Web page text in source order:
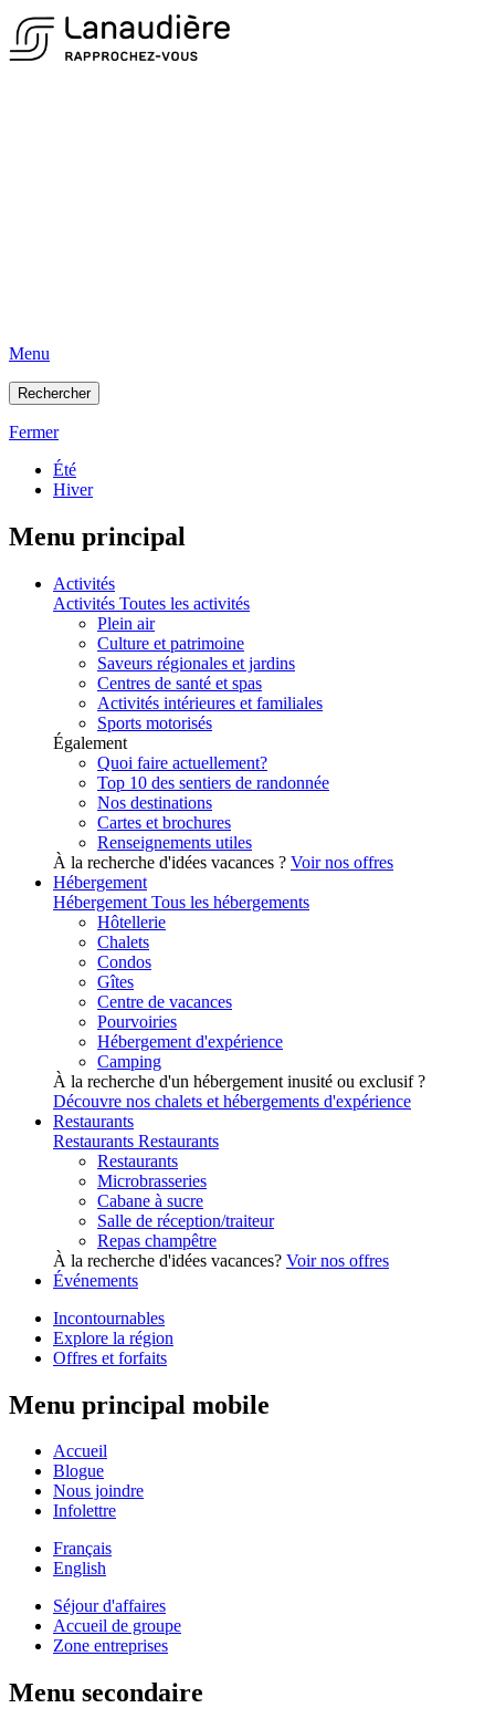
Menu
Rechercher
Fermer
Été
Hiver
Menu principal
Activités
Activités Toutes les activités
Plein air
Culture et patrimoine
Saveurs régionales et jardins
Centres de santé et spas
Activités intérieures et familiales
Sports motorisés
Également
Quoi faire actuellement?
Top 10 des sentiers de randonnée
Nos destinations
Cartes et brochures
Renseignements utiles
À la recherche d'idées vacances ? Voir nos offres
Hébergement
Hébergement Tous les hébergements
Hôtellerie
Chalets
Condos
Gîtes
Centre de vacances
Pourvoiries
Hébergement d'expérience
Camping
À la recherche d'un hébergement inusité ou exclusif ?
Découvre nos chalets et hébergements d'expérience
Restaurants
Restaurants Restaurants
Restaurants
Microbrasseries
Cabane à sucre
Salle de réception/traiteur
Repas champêtre
À la recherche d'idées vacances? Voir nos offres
Événements
Incontournables
Explore la région
Offres et forfaits
Menu principal mobile
Accueil
Blogue
Nous joindre
Infolettre
Français
English
Séjour d'affaires
Accueil de groupe
Zone entreprises
Menu secondaire